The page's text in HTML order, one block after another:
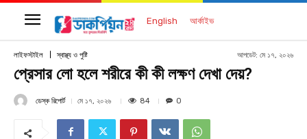
English আর্কাইভ
লাইফস্টাইল স্বাস্থ্য ও পুষ্টি আপডেট: মে ১৭, ২০২৬
প্রেসার লো হলে শরীরে কী কী লক্ষণ দেখা দেয়?
ডেস্ক রিপোর্ট মে ১৭, ২০২৬ 84 0